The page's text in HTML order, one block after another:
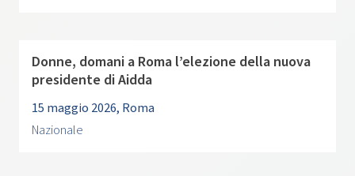
Donne, domani a Roma l’elezione della nuova
presidente di Aidda
15 maggio 2026, Roma
Nazionale